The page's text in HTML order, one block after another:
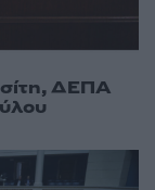
ΔΕΠΑ